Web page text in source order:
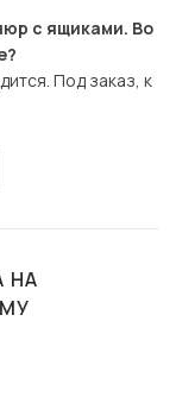
с ящиками. Во
Под заказ, к
НА